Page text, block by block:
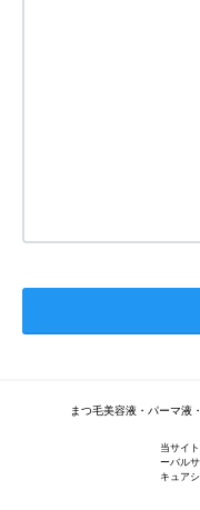
まつ毛美容液・パーマ液
当サイ
ーバル
キュア